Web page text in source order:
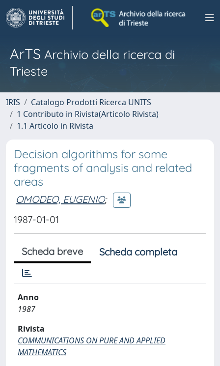
ArTS Archivio della ricerca di
Trieste
IRIS
Catalogo Prodotti Ricerca UNITS
1 Contributo in Rivista(Articolo Rivista)
1.1 Articolo in Rivista
Decision algorithms for some
fragments of analysis and related
areas
OMODEO, EUGENIO;
1987-01-01
Scheda breve Scheda completa
Anno
1987
Rivista
COMMUNICATIONS ON PURE AND APPLIED
MATHEMATICS